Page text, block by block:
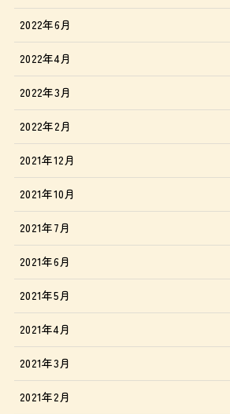
2022年6月
2022年4月
2022年3月
2022年2月
2021年12月
2021年10月
2021年7月
2021年6月
2021年5月
2021年4月
2021年3月
2021年2月